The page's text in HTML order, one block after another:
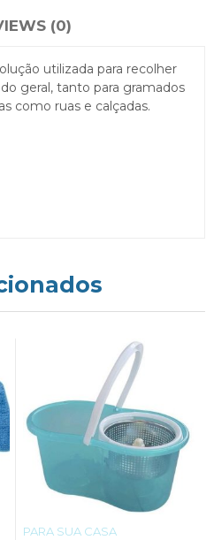
(0)
utilizada para recolher
geral, tanto para gramados
como ruas e calçadas.
PARA SUA CASA